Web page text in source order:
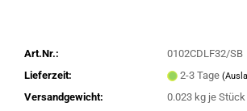
Art.Nr.:
0102CDLF32/SB
Lieferzeit:
2-3 Tage
Versandgewicht: 0.023kg je Stück